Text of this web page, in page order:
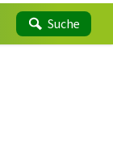
Suche